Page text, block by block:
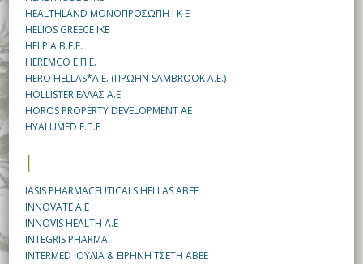
HEALTHLAND ΜΟΝΟΠΡΟΣΩΠΗ Ι Κ Ε
HELIOS GREECE IKE
HELP A.B.E.E.
HEREMCO Ε.Π.Ε.
HERO HELLAS*A.E. (ΠΡΩΗΝ SAMBROOK A.E.)
HOLLISTER ΕΛΛΑΣ A.E.
HOROS PROPERTY DEVELOPMENT ΑΕ
HYALUMED Ε.Π.Ε
I
IASIS PHARMACEUTICALS HELLAS ABEE
INNOVATE A.E
INNOVIS HEALTH A.E
INTEGRIS PHARMA
INTERMED ΙΟΥΛΙΑ & ΕΙΡΗΝΗ ΤΣΕΤΗ ΑΒΕΕ